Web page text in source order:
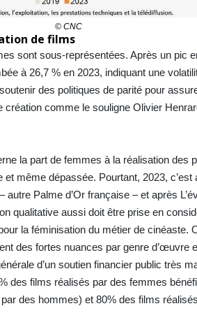
© CNC
de films
sont sous-représentées. Après un pic
à 26,7 % en 2023, indiquant une
des politiques de parité pour
comme le souligne Olivier
la part de femmes à la réalisation des
même dépassée. Pourtant, 2023, c’est
autre Palme d’Or française – et après
qualitative aussi doit être prise en
la féminisation du métier de cinéaste.
des fortes nuances par genre d’œuvre
d’un soutien financier public très
des films réalisés par des femmes
des hommes) et 80% des films